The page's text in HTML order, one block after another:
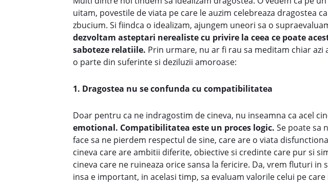
uitam, povestile de viata pe care le auzim celebreaza dragostea
zbucium. Si fiindca o idealizam, ajungem uneori sa o
dezvoltam asteptari nerealiste cu privire la ceea ce poate
saboteze relatiile. Prin urmare, nu ar fi rau sa meditam chiar
o parte din suferinte si deziluzii amoroase:
1. Dragostea nu se confunda cu compatibilitatea
Doar pentru ca ne indragostim de cineva, nu inseamna ca acel
emotional. Compatibilitatea este un proces logic. Se poate sa
face sa ne pierdem respectul de sine, care are o viata
cineva care are ambitii diferite, obiective si credinte care pur si
cineva care ne ruineaza orice sansa la fericire. Da, vrem fluturi
insa e important, in acelasi timp, sa evaluam valorile celui pe